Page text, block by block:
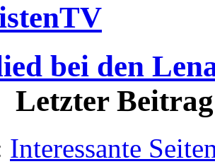
bei den
Letzter Beitrag
Interessante